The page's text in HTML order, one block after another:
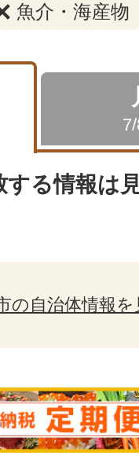
魚介・海産物
する情報は
の自治体情報を